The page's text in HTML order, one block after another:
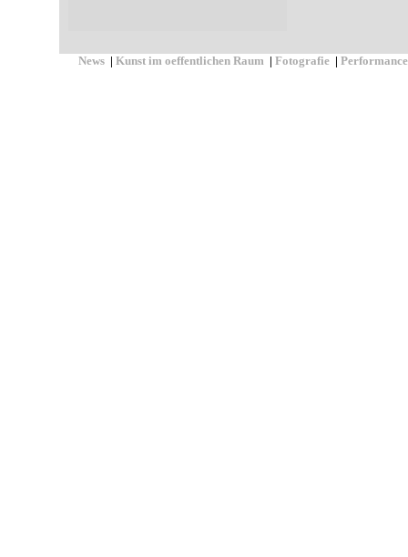
News | Kunst im oeffentlichen Raum | Fotografie | Performance